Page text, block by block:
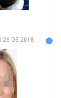
26 DE 2018